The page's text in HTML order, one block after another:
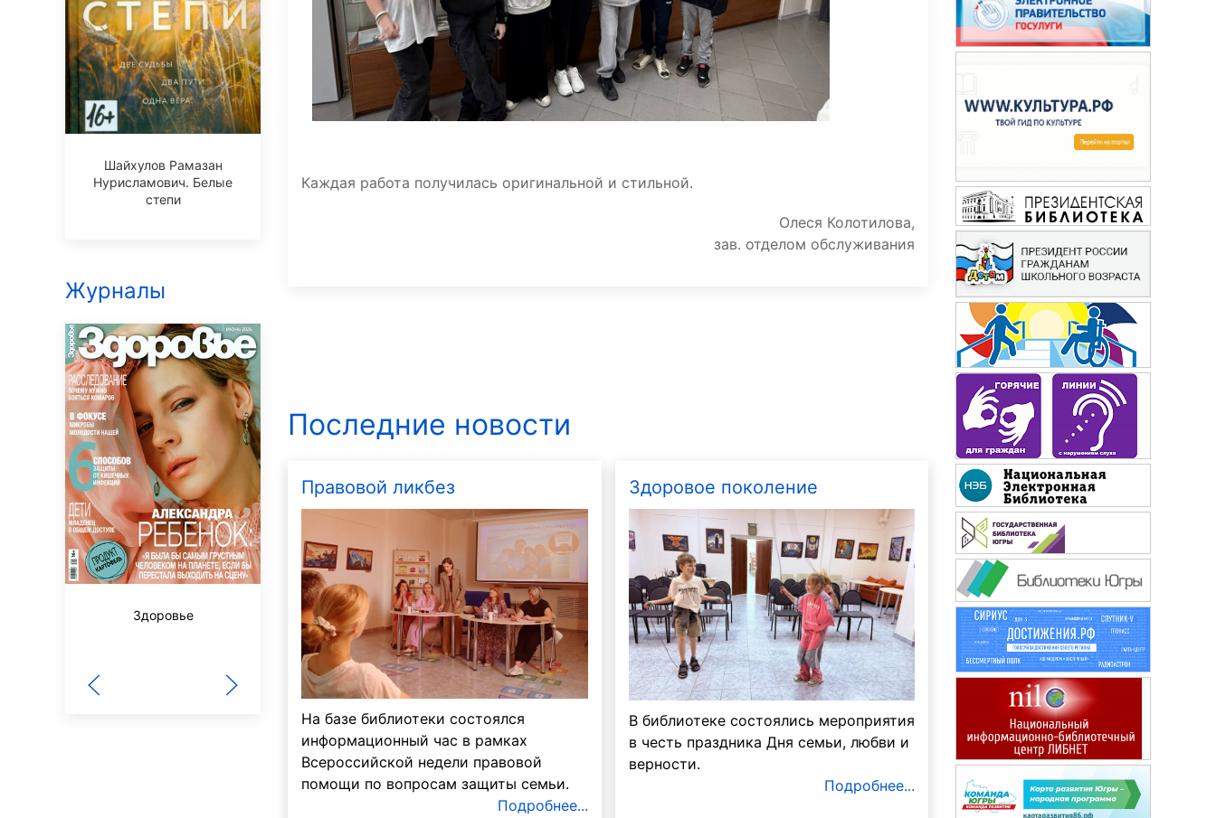
Шайхулов Рамазан
Нурисламович. Белые
степи
Журналы
Здоровье
Мурзилка
Маруся
Сибирячок
Будь здоров!
Каждая работа получилась оригинальной и стильной.
Олеся Колотилова,
зав. отделом обслуживания
Последние новости
Правовой ликбез
На базе библиотеки состоялся
информационный час в рамках
Всероссийской недели правовой
помощи по вопросам защиты семьи.
Подробнее...
Здоровое поколение
В библиотеке состоялись мероприятия
в честь праздника Дня семьи, любви и
верности.
Подробнее...